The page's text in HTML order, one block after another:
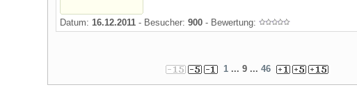
Datum: 16.12.2011 - Besucher: 900 - Bewertung:
1 ... 9 ... 46